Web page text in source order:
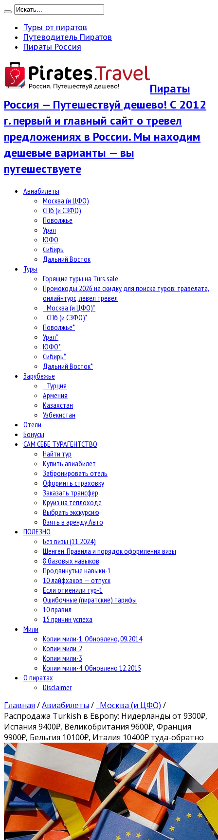
Туры от пиратов
Путеводитель Пиратов
Пираты Россия
Пираты
Россия — Путешествуй дешево! С 2012
г. первый и главный сайт о тревел
предложениях в России. Мы находим
дешевые варианты — вы
путешествуете
Авиабилеты
Москва (и ЦФО)
СПб (и СЗФО)
Поволжье
Урал
ЮФО
Сибирь
Дальний Восток
Туры
Горящие туры на Turs.sale
Промокоды 2026 на скидку для поиска туров: травелата,
онлайнтурс, левел тревел
Москва (и ЦФО)*
СПб (и СЗФО)*
Поволжье*
Урал*
ЮФО*
Сибирь*
Дальний Восток*
Зарубежье
Турция
Армения
Казахстан
Узбекистан
Отели
Бонусы
САМ СЕБЕ ТУРАГЕНТСТВО
Найти тур
Купить авиабилет
Забронировать отель
Оформить страховку
Заказать трансфер
Круиз на теплоходе
Выбрать экскурсию
Взять в аренду Авто
ПОЛЕЗНО
Без визы (11.2024)
Шенген. Правила и порядок оформления визы
8 базовых навыков
Продвинутые навыки-1
10 лайфхаков — отпуск
Если отменили тур-1
Ошибочные (пиратские) тарифы
10 правил
15 причин успеха
Мили
Копим мили-1. Обновлено, 09.2014
Копим мили-2
Копим мили-3
Копим мили-4. Обновлено 12.2015
О пиратах
Disclaimer
Главная /Авиабилеты / Москва (и ЦФО) /
Распродажа Turkish в Европу: Нидерланды от 9300₽,
Испания 9400₽, Великобритания 9600₽, Франция
9900₽, Бельгия 10100₽, Италия 10400₽ туда-обратно